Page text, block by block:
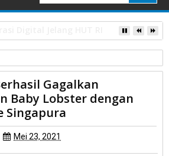
Tala Jaya Tolak Perluasan Kampung
Penyelundupan Baby Lobster
Gagalkan
Baby Lobster dengan
Singapura
Mei 23, 2021